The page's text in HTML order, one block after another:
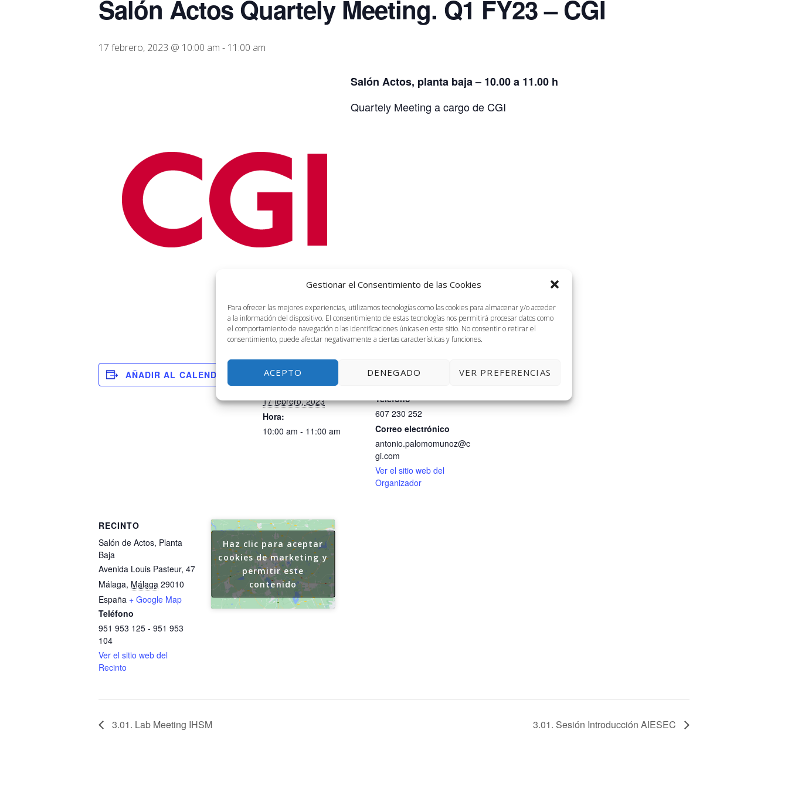
Gestionar el Consentimiento de las Cookies
Para ofrecer las mejores experiencias, utilizamos tecnologías como las cookies para almacenar y/o acceder
a la información del dispositivo. El consentimiento de estas tecnologías nos permitirá procesar datos como
el comportamiento de navegación o las identificaciones únicas en este sitio. No consentir o retirar el
consentimiento, puede afectar negativamente a ciertas características y funciones.
ACEPTO DENEGADO VER PREFERENCIAS
Salón Actos Quartely Meeting. Q1 FY23 – CGI
17 febrero, 2023 @ 10:00 am - 11:00 am
Salón Actos, planta baja – 10.00 a 11.00 h
Quartely Meeting a cargo de CGI
AÑADIR AL CALENDARIO
DETALLES
Fecha:
17 febrero, 2023
Hora:
10:00 am - 11:00 am
ORGANIZADOR
Teléfono
607 230 252
Correo electrónico
antonio.palomomunoz@c
gi.com
Ver el sitio web del
Organizador
RECINTO
Salón de Actos, Planta
Baja
Avenida Louis Pasteur, 47
Málaga, Málaga 29010
España + Google Map
Teléfono
951 953 125 - 951 953
104
Ver el sitio web del
Recinto
Haz clic para aceptar
cookies de marketing y
permitir este
contenido
3.01. Lab Meeting IHSM 3.01. Sesión Introducción AIESEC